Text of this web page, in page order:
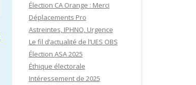
Élection CA Orange : Merci
Déplacements Pro
Astreintes, IPHNO, Urgence
Le fil d’actualité de l’UES OBS
Élection ASA 2025
Éthique électorale
Intéressement de 2025